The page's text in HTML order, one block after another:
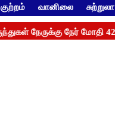
குற்றம் வானிலை சுற்றுலா